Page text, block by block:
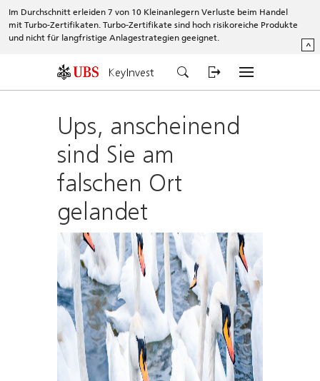
Im Durchschnitt erleiden 7 von 10 Kleinanlegern Verluste beim Handel
mit Turbo-Zertifikaten. Turbo-Zertifikate sind hoch risikoreiche Produkte
und nicht für langfristige Anlagestrategien geeignet.
^
KeyInvest
Ups, anscheinend
sind Sie am
falschen Ort
gelandet